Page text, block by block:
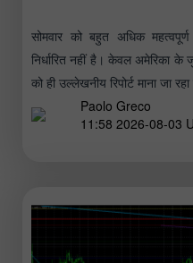
सोमवार को बहुत अधिक
निर्धारित नहीं है। केवल अमेरिका
को ही उल्लेखनीय रिपोर्ट माना जा
Paolo Greco
11:58 2026-08-03